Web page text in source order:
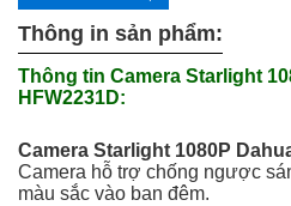
Thông in sản phẩm:
Thông tin Camera Starlight
HFW2231D:
Camera Starlight 1080P
Camera hỗ trợ chống ngược
màu sắc vào ban đêm.